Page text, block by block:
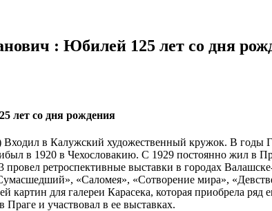
: Юбилей 125 лет со дня
лет со дня рождения
в Калужский художественный кружок. В
в 1920 в Чехословакию. С 1929 постоянно жил в
провел ретроспективные выставки в городах
«Саломея», «Сотворение мира»,
картин для галереи Карасека, которая приобрела
и участвовал в ее выставках.